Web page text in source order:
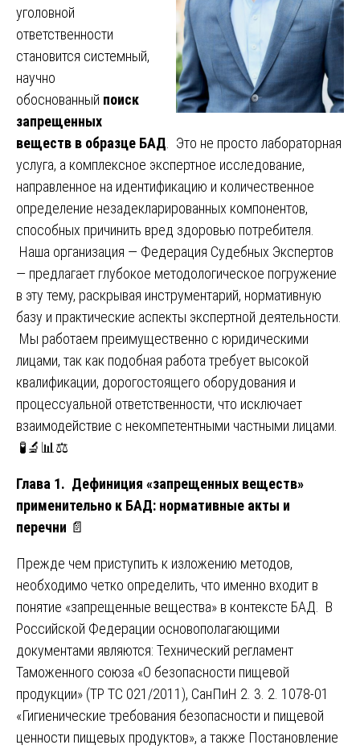
уголовной
ответственности
становится системный,
научно
обоснованный поиск
запрещенных
веществ в образце БАД . Это не просто лабораторная
услуга, а комплексное экспертное исследование,
направленное на идентификацию и количественное
определение незадекларированных компонентов,
способных причинить вред здоровью потребителя.
Наша организация — Федерация Судебных Экспертов
— предлагает глубокое методологическое погружение
в эту тему, раскрывая инструментарий, нормативную
базу и практические аспекты экспертной деятельности.
Мы работаем преимущественно с юридическими
лицами, так как подобная работа требует высокой
квалификации, дорогостоящего оборудования и
процессуальной ответственности, что исключает
взаимодействие с некомпетентными частными лицами.
🧪🔬📊⚖️
Глава 1. Дефиниция «запрещенных веществ»
применительно к БАД: нормативные акты и
перечни 📄
Прежде чем приступить к изложению методов,
необходимо четко определить, что именно входит в
понятие «запрещенные вещества» в контексте БАД. В
Российской Федерации основополагающими
документами являются: Технический регламент
Таможенного союза «О безопасности пищевой
продукции» (ТР ТС 021/2011), СанПиН 2. 3. 2. 1078-01
«Гигиенические требования безопасности и пищевой
ценности пищевых продуктов», а также Постановление